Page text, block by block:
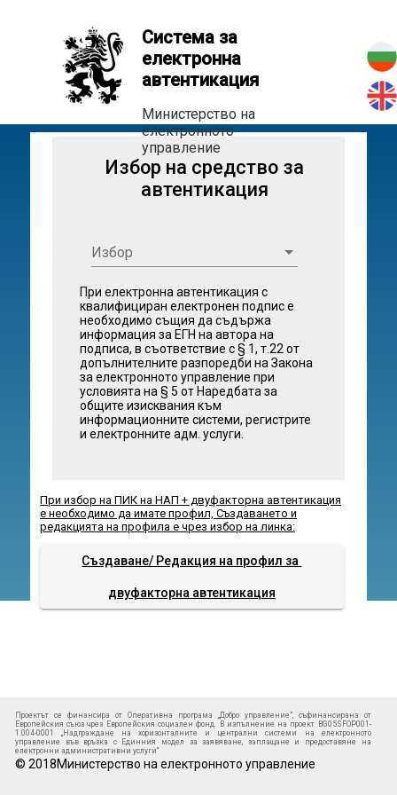
Система за
електронна
автентикация
Министерство на
електронното
управление
Избор на средство за
автентикация
Избор
При електронна автентикация с
квалифициран електронен подпис е
необходимо същия да съдържа
информация за ЕГН на автора на
подписа, в съответствие с § 1, т.22 от
допълнителните разпоредби на Закона
за електронното управление при
условията на § 5 от Наредбата за
общите изисквания към
информационните системи, регистрите
и електронните адм. услуги.
При избор на ПИК на НАП + двуфакторна автентикация
е необходимо да имате профил, Създаването и
редакцията на профила е чрез избор на линка:
Създаване/ Редакция на профил за
двуфакторна автентикация
Проектът се финансира от Оперативна програма „Добро управление”, съфинансирана от
Европейския съюз чрез Европейския социален фонд. В изпълнение на проект BG05SFOP001-
1.004-0001 „Надграждане на хоризонталните и централни системи на електронното
управление във връзка с Единния модел за заявяване, заплащане и предоставяне на
електронни административни услуги“
© 2018Министерство на електронното управление